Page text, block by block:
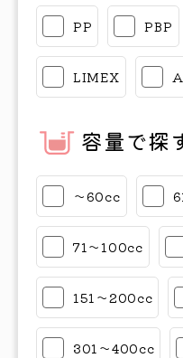
PP PBP
LIMEX
容量で探
〜60cc
71〜100cc
151〜200cc
301〜400cc